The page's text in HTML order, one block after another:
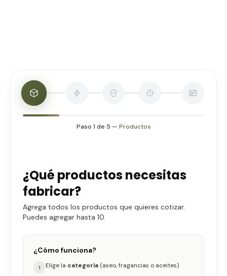
Paso 1 de 5 — Productos
¿Qué productos necesitas
fabricar?
Agrega todos los productos que quieres cotizar.
Puedes agregar hasta 10.
¿Cómo funciona?
1 Elige la categoría (aseo, fragancias o aceites)